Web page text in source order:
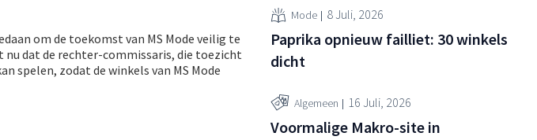
om de toekomst van MS Mode veilig te
dat de rechter-commissaris, die toezicht
spelen, zodat de winkels van MS Mode
Mode 8 Juli, 2026
Paprika opnieuw failliet: 30 winkels
dicht
Algemeen 16 Juli, 2026
Voormalige Makro-site in